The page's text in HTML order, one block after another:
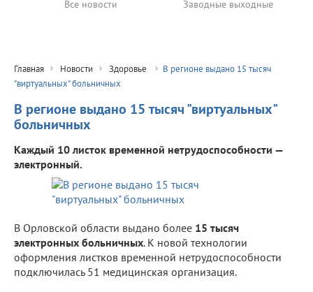
Все новости Заводные выходные
Главная Новости Здоровье
В регионе выдано 15 тысяч
"виртуальных" больничных
В регионе выдано 15 тысяч "виртуальных"
больничных
Каждый 10 листок временной нетрудоспособности —
электронный.
В Орловской области выдано более 15 тысяч
электронных больничных. К новой технологии
оформления листков временной нетрудоспособности
подключилась 51 медицинская организация.